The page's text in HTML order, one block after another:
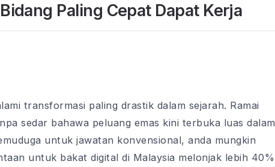
Paling Cepat Dapat Kerja
transformasi paling drastik dalam sejarah. Ramai
sedar bahawa peluang emas kini terbuka luas dalam
untuk jawatan konvensional, anda mungkin
untuk bakat digital di Malaysia melonjak lebih 40%